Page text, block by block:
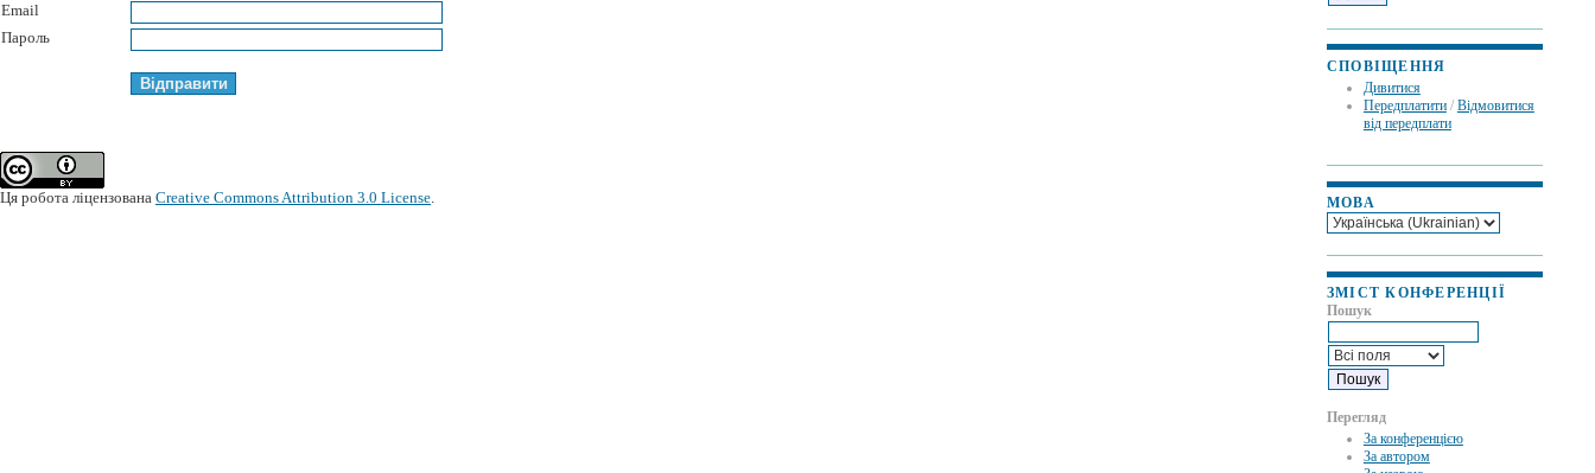
СПОВІЩЕННЯ
Дивитися
Передплатити/ Відмовитися
від передплати
МОВА
ЗМІСТ КОНФЕРЕНЦІЇ
Пошук
Перегляд
За конференцією
За автором
Email
Пароль
Ця робота ліцензована Creative Commons Attribution 3.0 License.